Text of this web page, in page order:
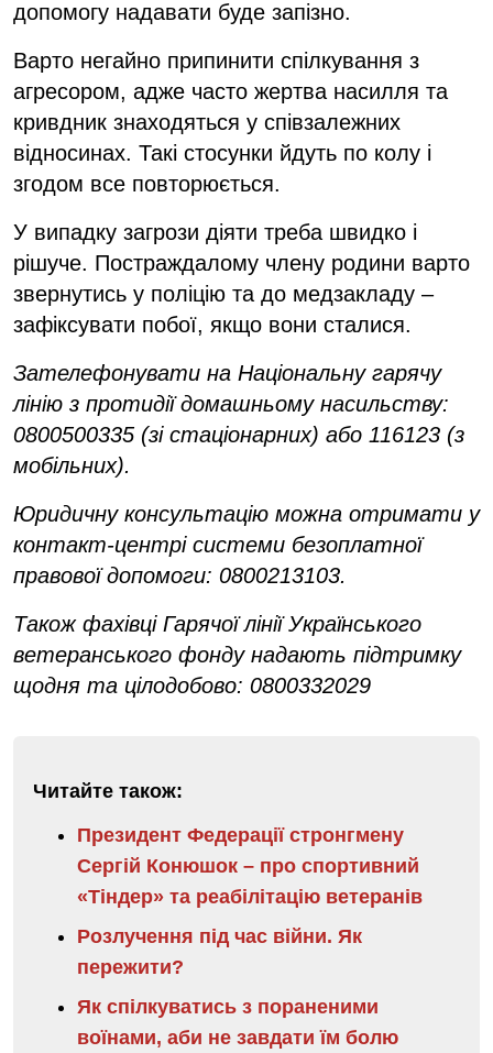
допомогу надавати буде запізно.
Варто негайно припинити спілкування з
агресором, адже часто жертва насилля та
кривдник знаходяться у співзалежних
відносинах. Такі стосунки йдуть по колу і
згодом все повторюється.
У випадку загрози діяти треба швидко і
рішуче. Постраждалому члену родини варто
звернутись у поліцію та до медзакладу –
зафіксувати побої, якщо вони сталися.
Зателефонувати на Національну гарячу
лінію з протидії домашньому насильству:
0800500335 (зі стаціонарних) або 116123 (з
мобільних).
Юридичну консультацію можна отримати у
контакт-центрі системи безоплатної
правової допомоги: 0800213103.
Також фахівці Гарячої лінії Українського
ветеранського фонду надають підтримку
щодня та цілодобово: 0800332029
Читайте також:
Президент Федерації стронгмену
Сергій Конюшок – про спортивний
«Тіндер» та реабілітацію ветеранів
Розлучення під час війни. Як
пережити?
Як спілкуватись з пораненими
воїнами, аби не завдати їм болю